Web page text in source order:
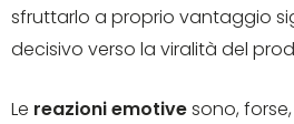
sfruttarlo a proprio vantaggio
decisivo verso la viralità del
Le reazioni emotivesono,